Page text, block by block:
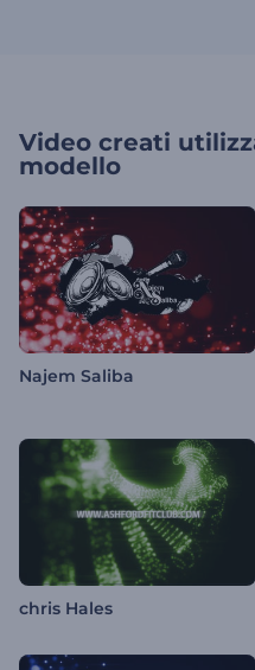
Video creati
modello
Najem Saliba
chris Hales